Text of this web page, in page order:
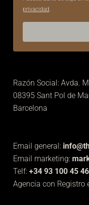
privacidad.
Razón Social: Avda.
08395 Sant Pol de
Barcelona
Email general:
Email marketing:
Telf: +34 93 100 45 46
Agencia con Registro